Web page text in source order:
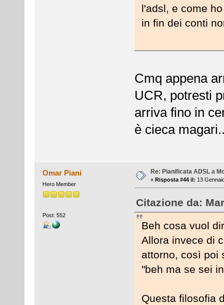
l'adsl, e come
in fin dei conti
Cmq appena
UCR, potresti
arriva fino in
è cieca
Omar Piani
Hero Member
Post: 552
Re: Pianificata ADSL a
« Risposta #44 il: 13
Citazione da:
Beh cosa vuol
Allora invece di
attorno, così poi
"beh ma se sei
Questa filosofia